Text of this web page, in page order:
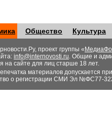
Общество Культура
проект группы «
info@internovosti.ru. Общие и
на сайте для лиц старше 18 лет.
материалов допускается
о регистрации СМИ Эл №ФС77-